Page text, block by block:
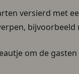
versierd met
om de